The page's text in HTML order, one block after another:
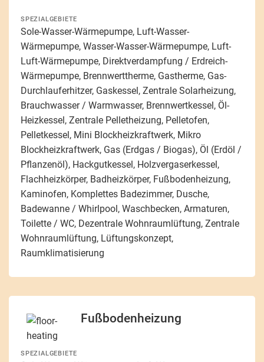
SPEZIALGEBIETE
Sole-Wasser-Wärmepumpe, Luft-Wasser-
Wärmepumpe, Wasser-Wasser-Wärmepumpe, Luft-
Luft-Wärmepumpe, Direktverdampfung / Erdreich-
Wärmepumpe, Brennwerttherme, Gastherme, Gas-
Durchlauferhitzer, Gaskessel, Zentrale Solarheizung,
Brauchwasser / Warmwasser, Brennwertkessel, Öl-
Heizkessel, Zentrale Pelletheizung, Pelletofen,
Pelletkessel, Mini Blockheizkraftwerk, Mikro
Blockheizkraftwerk, Gas (Erdgas / Biogas), Öl (Erdöl /
Pflanzenöl), Hackgutkessel, Holzvergaserkessel,
Flachheizkörper, Badheizkörper, Fußbodenheizung,
Kaminofen, Komplettes Badezimmer, Dusche,
Badewanne / Whirlpool, Waschbecken, Armaturen,
Toilette / WC, Dezentrale Wohnraumlüftung, Zentrale
Wohnraumlüftung, Lüftungskonzept,
Raumklimatisierung
Fußbodenheizung
SPEZIALGEBIETE